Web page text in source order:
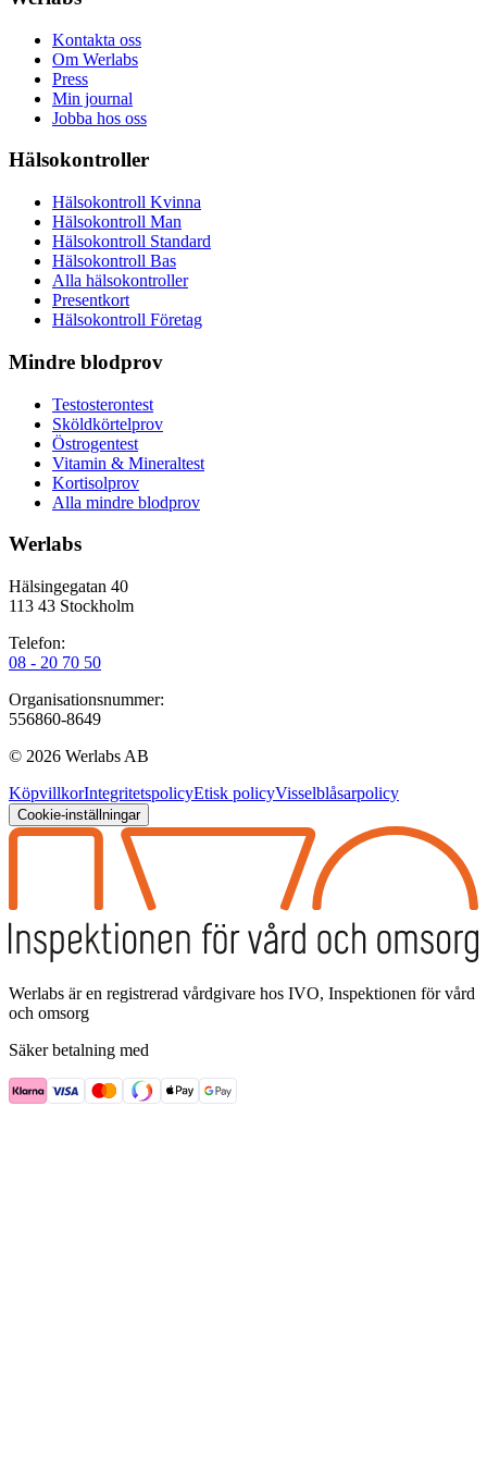
Kontakta oss
Om Werlabs
Press
Min journal
Jobba hos oss
Hälsokontroller
Hälsokontroll Kvinna
Hälsokontroll Man
Hälsokontroll Standard
Hälsokontroll Bas
Alla hälsokontroller
Presentkort
Hälsokontroll Företag
Mindre blodprov
Testosterontest
Sköldkörtelprov
Östrogentest
Vitamin & Mineraltest
Kortisolprov
Alla mindre blodprov
Werlabs
Hälsingegatan 40
113 43 Stockholm
Telefon:
08 - 20 70 50
Organisationsnummer:
556860-8649
© 2026 Werlabs AB
KöpvillkorIntegritetspolicyEtisk policyVisselblåsarpolicy
Cookie-inställningar
Werlabs är en registrerad vårdgivare hos IVO, Inspektionen för vård
och omsorg
Säker betalning med